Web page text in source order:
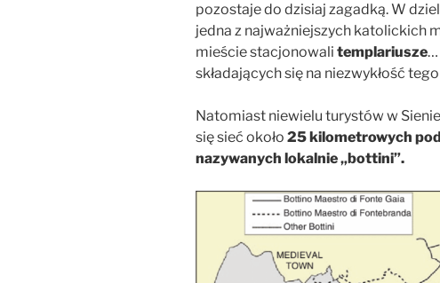
pozostaje do dzisiaj zagadką. W
jedna z najważniejszych katolickich
mieście stacjonowali templariusze…
składających się na niezwykłość
Natomiast niewielu turystów w
się sieć około 25 kilometrowych
nazywanych lokalnie „bottini”.